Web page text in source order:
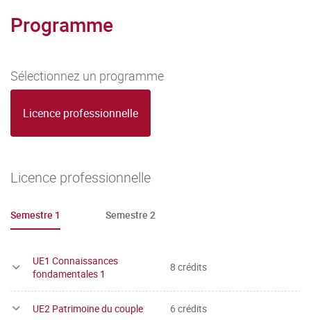
Programme
Sélectionnez un programme
Licence professionnelle
Licence professionnelle
Semestre 1 Semestre 2
UE1 Connaissances
fondamentales 1
8 crédits
UE2 Patrimoine du couple 6 crédits